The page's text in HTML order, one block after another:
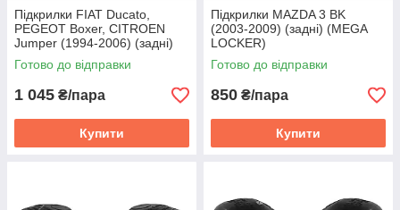
Підкрилки FIAT Ducato,
PEGEOT Boxer, CITROEN
Jumper (1994-2006) (задні)
(MEGA LOCKER)
Готово до відправки
1 045 ₴/пара
Купити
Підкрилки MAZDA 3 BK
(2003-2009) (задні) (MEGA
LOCKER)
Готово до відправки
850 ₴/пара
Купити